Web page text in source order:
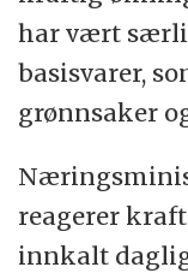
har vært
basisvarer,
grønnsaker
reagerer
innkalt